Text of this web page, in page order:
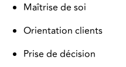
Maîtrise de soi
Orientation clients
Prise de décision